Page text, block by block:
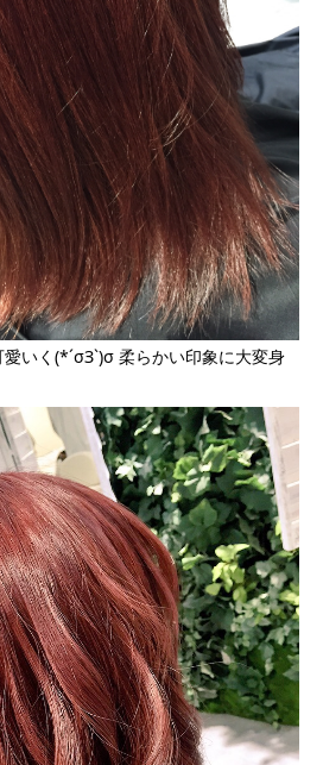
いく(*´σЗ`)σ 柔らかい印象に大変身